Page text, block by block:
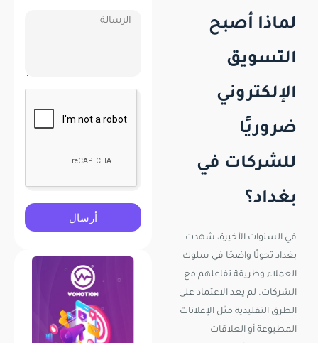
لماذا أصبح
التسويق
الإلكتروني
ضروريًا
للشركات في
بغداد؟
في السنوات الأخيرة، شهدت
بغداد تحولًا واضحًا في سلوك
العملاء وطريقة تفاعلهم مع
الشركات. لم يعد الاعتماد على
الطرق التقليدية مثل الإعلانات
المطبوعة أو العلاقات
أرسال